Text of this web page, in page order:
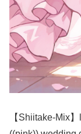
【Shiitake-Mix